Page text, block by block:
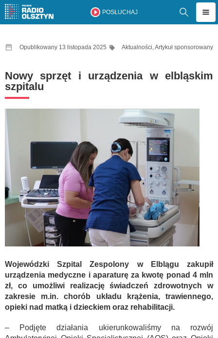
POSŁUCHAJ
Opublikowany 13 listopada 2025 Aktualności,Artykuł sponsorowany
Nowy sprzęt i urządzenia w elbląskim
szpitalu
Wojewódzki Szpital Zespolony w Elblągu zakupił
urządzenia medyczne i aparaturę za kwotę ponad 4 mln
zł, co umożliwi realizację świadczeń zdrowotnych w
zakresie m.in. chorób układu krążenia, trawiennego,
opieki nad matką i dzieckiem oraz rehabilitacji.
– Podjęte działania ukierunkowaliśmy na rozwój